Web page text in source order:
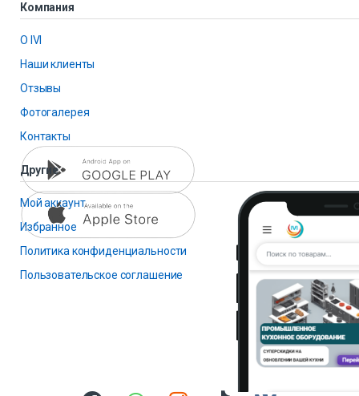
Компания
О IVI
Наши клиенты
Отзывы
Фотогалерея
Контакты
Другие
Мой аккаунт
Избранное
Политика конфиденциальности
Пользовательское соглашение